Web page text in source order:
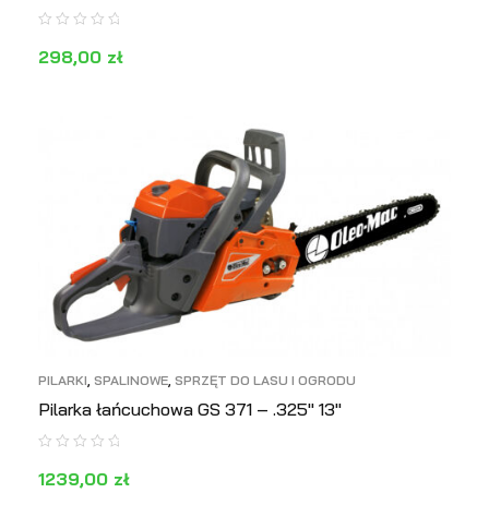
298,00 zł
PILARKI, SPALINOWE, SPRZĘT DO LASU I OGRODU
Pilarka łańcuchowa GS 371 – .325″ 13″
1239,00 zł